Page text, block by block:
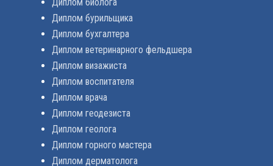
Диплом бурильщика
Диплом бухгалтера
Диплом ветеринарного фельдшера
Диплом визажиста
Диплом воспитателя
Диплом врача
Диплом геодезиста
Диплом геолога
Диплом горного мастера
Диплом дерматолога